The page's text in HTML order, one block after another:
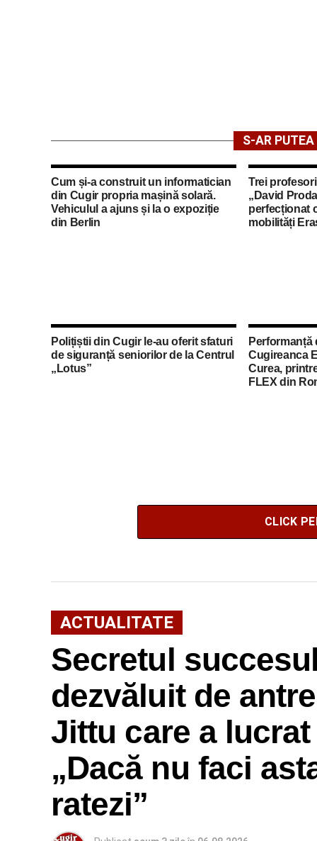
S-AR PUTEA
Cum și-a construit un informatician
din Cugir propria mașină solară.
Vehiculul a ajuns și la o expoziție
din Berlin
Trei
„David
perfecționat
mobilități
Polițiștii din Cugir le-au oferit sfaturi
de siguranță seniorilor de la Centrul
„Lotus”
Performanță
Cugireanca
Curea,
FLEX din
CLICK
ACTUALITATE
Secretul
dezvăluit de
Jittu care a
„Dacă nu faci
ratezi”